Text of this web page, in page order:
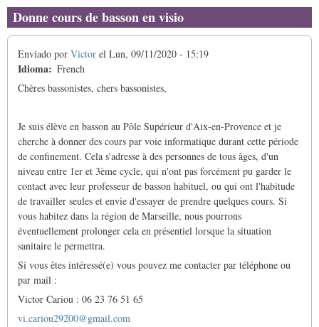
enlaces
de
a
la
navegación
Donne cours de basson en visio
Enviado por Victor el Lun, 09/11/2020 - 15:19
Idioma
French
Chères bassonistes, chers bassonistes,
Je suis élève en basson au Pôle Supérieur d'Aix-en-Provence et je
cherche à donner des cours par voie informatique durant cette période
de confinement. Cela s'adresse à des personnes de tous âges, d'un
niveau entre 1er et 3ème cycle, qui n'ont pas forcément pu garder le
contact avec leur professeur de basson habituel, ou qui ont l'habitude
de travailler seules et envie d'essayer de prendre quelques cours. Si
vous habitez dans la région de Marseille, nous pourrons
éventuellement prolonger cela en présentiel lorsque la situation
sanitaire le permettra.
Si vous êtes intéressé(e) vous pouvez me contacter par téléphone ou
par mail :
Victor Cariou : 06 23 76 51 65
vi.cariou29200@gmail.com